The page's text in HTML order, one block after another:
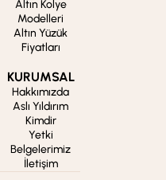
Altın Kolye
Modelleri
Altın Yüzük
Fiyatları
KURUMSAL
Hakkımızda
Aslı Yıldırım
Kimdir
Yetki
Belgelerimiz
İletişim